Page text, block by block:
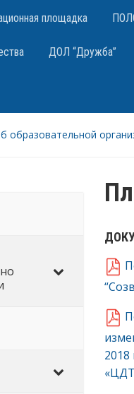
площадка
ДОЛ “Дружба”
образовательной